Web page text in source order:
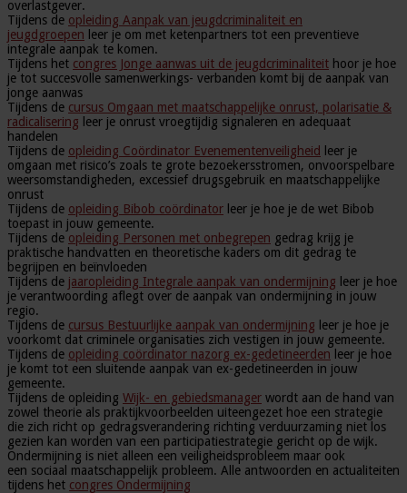
overlastgever.
Tijdens de opleiding Aanpak van jeugdcriminaliteit en
jeugdgroepen leer je om met ketenpartners tot een preventieve
integrale aanpak te komen.
Tijdens het congres Jonge aanwas uit de jeugdcriminaliteit hoor je hoe
je tot succesvolle samenwerkings- verbanden komt bij de aanpak van
jonge aanwas
Tijdens de cursus Omgaan met maatschappelijke onrust, polarisatie &
radicalisering leer je onrust vroegtijdig signaleren en adequaat
handelen
Tijdens de opleiding Coördinator Evenementenveiligheid leer je
omgaan met risico’s zoals te grote bezoekersstromen, onvoorspelbare
weersomstandigheden, excessief drugsgebruik en maatschappelijke
onrust
Tijdens de opleiding Bibob coördinator leer je hoe je de wet Bibob
toepast in jouw gemeente.
Tijdens de opleiding Personen met onbegrepen gedrag krijg je
praktische handvatten en theoretische kaders om dit gedrag te
begrijpen en beïnvloeden
Tijdens de jaaropleiding Integrale aanpak van ondermijning leer je hoe
je verantwoording aflegt over de aanpak van ondermijning in jouw
regio.
Tijdens de cursus Bestuurlijke aanpak van ondermijning leer je hoe je
voorkomt dat criminele organisaties zich vestigen in jouw gemeente.
Tijdens de opleiding coördinator nazorg ex-gedetineerden leer je hoe
je komt tot een sluitende aanpak van ex-gedetineerden in jouw
gemeente.
Tijdens de opleiding Wijk- en gebiedsmanager wordt aan de hand van
zowel theorie als praktijkvoorbeelden uiteengezet hoe een strategie
die zich richt op gedragsverandering richting verduurzaming niet los
gezien kan worden van een participatiestrategie gericht op de wijk.
Ondermijning is niet alleen een veiligheidsprobleem maar ook
een sociaal maatschappelijk probleem. Alle antwoorden en actualiteiten
tijdens het congres Ondermijning